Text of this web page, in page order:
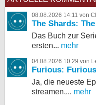
08.08.2026 14:11 von
The Shards:
Das Buch zur
ersten... mehr
04.08.2026 10:29 von
Furious: Furious
Ja, die neueste
streamen,... mehr